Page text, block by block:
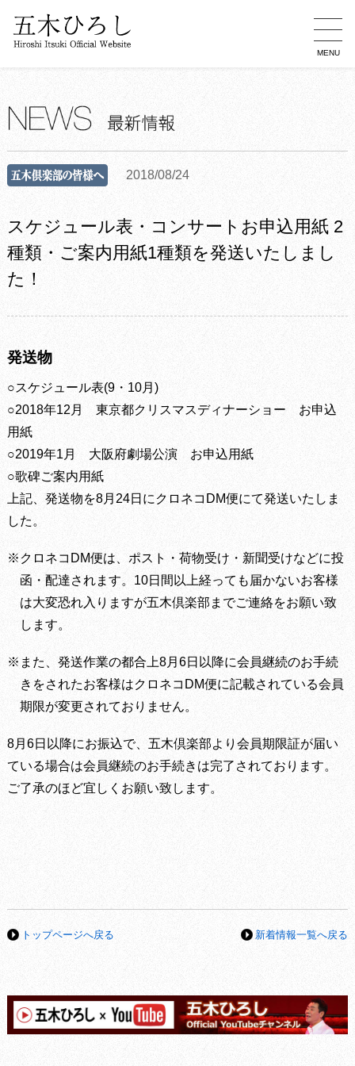
MENU
2018/08/24
スケジュール表・コンサートお申込用紙 2
種類・ご案内用紙1種類を発送いたしまし
た！
発送物
○スケジュール表(9・10月)
○2018年12月 東京都クリスマスディナーショー お申込
用紙
○2019年1月 大阪府劇場公演 お申込用紙
○歌碑ご案内用紙
上記、発送物を8月24日にクロネコDM便にて発送いたしま
した。
※クロネコDM便は、ポスト・荷物受け・新聞受けなどに投
函・配達されます。10日間以上経っても届かないお客様
は大変恐れ入りますが五木倶楽部までご連絡をお願い致
します。
※また、発送作業の都合上8月6日以降に会員継続のお手続
きをされたお客様はクロネコDM便に記載されている会員
期限が変更されておりません。
8月6日以降にお振込で、五木倶楽部より会員期限証が届い
ている場合は会員継続のお手続きは完了されております。
ご了承のほど宜しくお願い致します。
トップページへ戻る 新着情報一覧へ戻る